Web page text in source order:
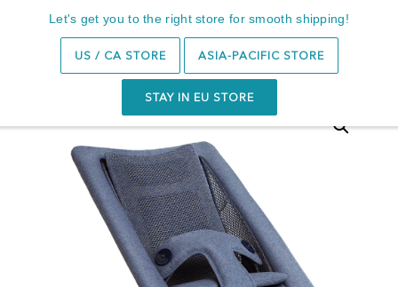
Let's get you to the right store for smooth shipping!
US / CA STORE ASIA-PACIFIC STORE
STAY IN EU STORE
Recherche
Votre avis = Votre arbre dans la Bombol Forest™🌳